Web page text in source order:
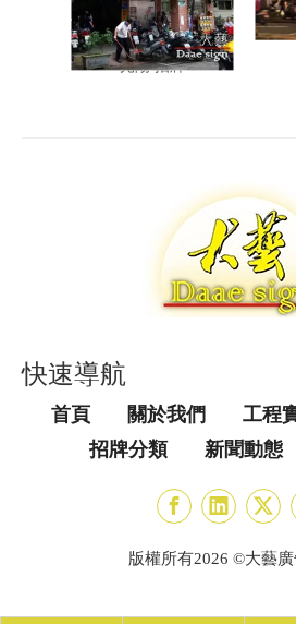
光陽 招牌
快速導航
首頁 關於我們 工程
招牌分類
新聞動態
版權所有2026 ©大藝